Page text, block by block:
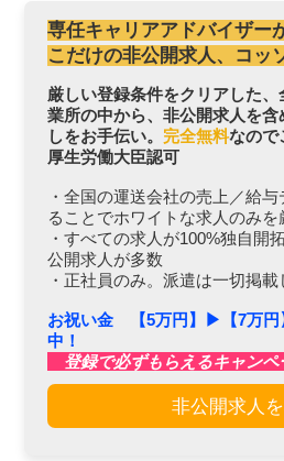
専任キャリアアドバイザー
こだけの非公開求人、コッ
厳しい登録条件をクリアした
業所の中から、非公開求人を
しをお手伝い。 完全無料なので
厚生労働大臣認可
・全国の運送会社の売上／給
ることでホワイトな求人のみを
・すべての求人が100%独自開
公開求人が多数
・正社員のみ。派遣は一切掲載
お祝い金 【5万円】▶︎【7万
中！
登録で必ずもらえるキャン
非公開求人